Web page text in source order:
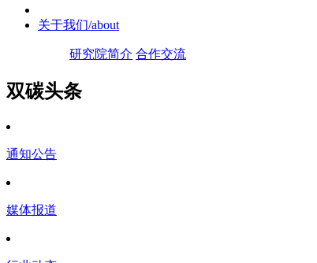
关于我们/about
研究院简介 合作交流
双碳头条
通知公告
媒体报道